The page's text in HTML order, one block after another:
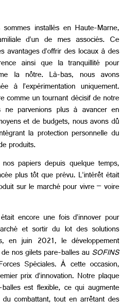
installés en Haute-Marne,
d’un de mes associés. Ce
avantages d’offrir des locaux à des
ainsi que la tranquillité pour
la nôtre. Là-bas, nous avons
à l’expérimentation uniquement.
comme un tournant décisif de notre
ne parvenions plus à avancer en
et de budgets, nous avons dû
la protection personnelle du
produits.
papiers depuis quelque temps,
plus tôt que prévu. L’intérêt était
sur le marché pour vivre – voire
encore une fois d’innover pour
et sortir du lot des solutions
en juin 2021, le développement
nos gilets pare-balles auSOFINS
Spéciales. À cette occasion,
prix d’innovation. Notre plaque
est flexible, ce qui augmente
combattant, tout en arrêtant des